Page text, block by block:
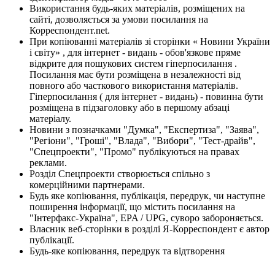
Використання будь-яких матеріалів, розміщених на
сайті, дозволяється за умови посилання на
Корреспондент.net.
При копіюванні матеріалів зі сторінки « Новини України
і світу» , для інтернет - видань - обов'язкове пряме
відкрите для пошукових систем гіперпосилання .
Посилання має бути розміщена в незалежності від
повного або часткового використання матеріалів.
Гіперпосилання ( для інтернет - видань) - повинна бути
розміщена в підзаголовку або в першому абзаці
матеріалу.
Новини з позначками "Думка", "Експертиза", "Заява",
"Регіони", "Гроші", "Влада", "Вибори", "Тест-драйв",
"Спецпроекти", "Промо" публікуються на правах
реклами.
Розділ Спецпроекти створюється спільно з
комерційними партнерами.
Будь яке копіювання, публікація, передрук, чи наступне
поширення інформації, що містить посилання на
"Інтерфакс-Україна", EPA / UPG, суворо забороняється.
Власник веб-сторінки в розділі Я-Корреспондент є автор
публікації.
Будь-яке копіювання, передрук та відтворення